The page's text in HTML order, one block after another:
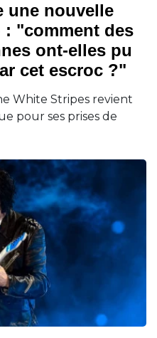
une nouvelle
"comment des
ont-elles pu
cet escroc ?"
White Stripes revient
pour ses prises de